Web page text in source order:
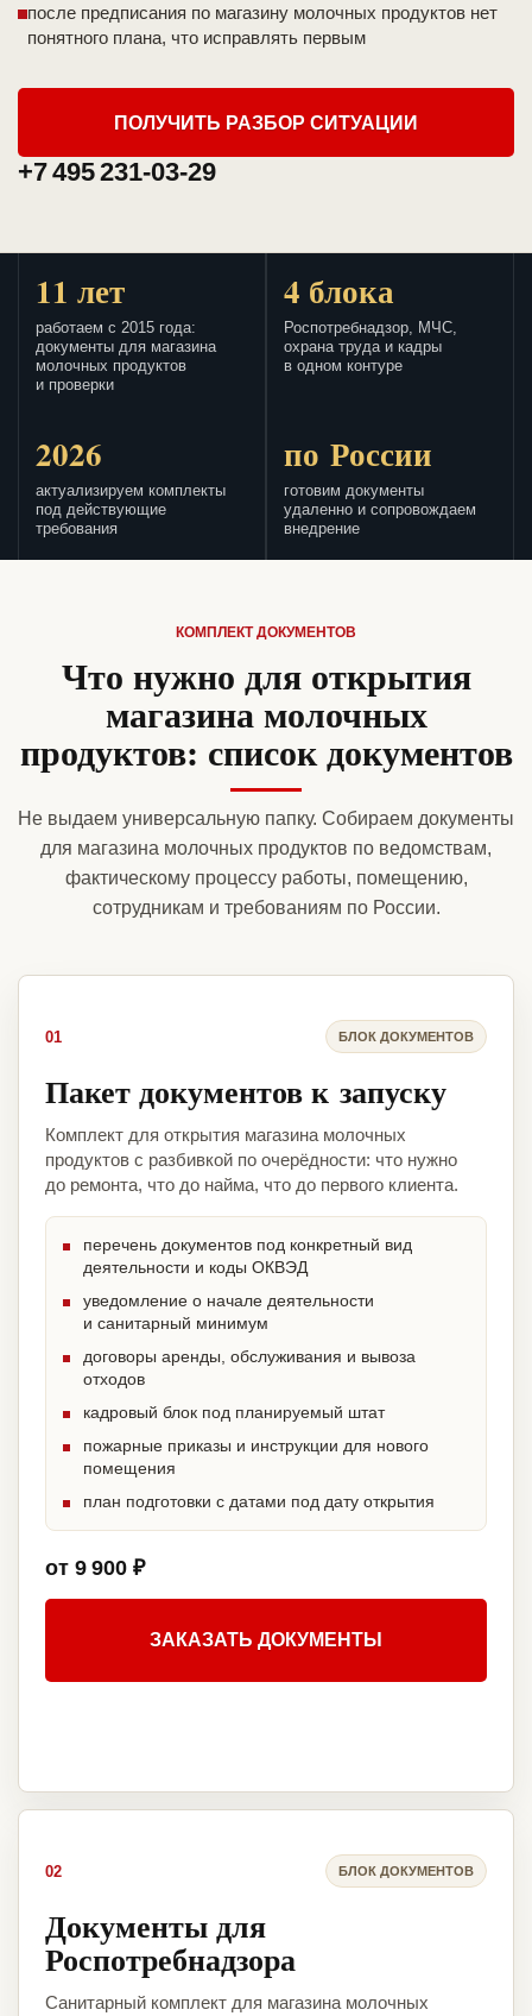
после предписания по магазину молочных продуктов нет
понятного плана, что исправлять первым
ПОЛУЧИТЬ РАЗБОР СИТУАЦИИ
+7 495 231-03-29
11 лет
работаем с 2015 года:
документы для магазина
молочных продуктов
и проверки
4 блока
Роспотребнадзор, МЧС,
охрана труда и кадры
в одном контуре
2026
актуализируем комплекты
под действующие
требования
по России
готовим документы
удаленно и сопровождаем
внедрение
КОМПЛЕКТ ДОКУМЕНТОВ
Что нужно для открытия
магазина молочных
продуктов: список документов
Не выдаем универсальную папку. Собираем документы
для магазина молочных продуктов по ведомствам,
фактическому процессу работы, помещению,
сотрудникам и требованиям по России.
01 БЛОК ДОКУМЕНТОВ
Пакет документов к запуску
Комплект для открытия магазина молочных
продуктов с разбивкой по очерёдности: что нужно
до ремонта, что до найма, что до первого клиента.
перечень документов под конкретный вид
деятельности и коды ОКВЭД
уведомление о начале деятельности
и санитарный минимум
договоры аренды, обслуживания и вывоза
отходов
кадровый блок под планируемый штат
пожарные приказы и инструкции для нового
помещения
план подготовки с датами под дату открытия
от 9 900 ₽
ЗАКАЗАТЬ ДОКУМЕНТЫ
02 БЛОК ДОКУМЕНТОВ
Документы для
Роспотребнадзора
Санитарный комплект для магазина молочных